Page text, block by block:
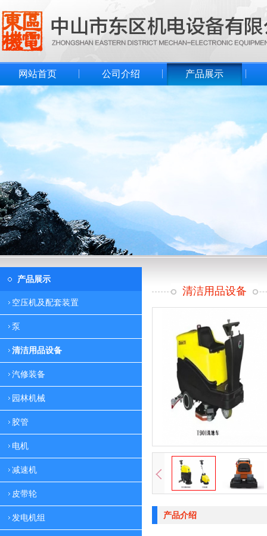
网站首页 公司介绍 产品展示
产品展示
空压机及配套装置
泵
清洁用品设备
汽修装备
园林机械
胶管
电机
减速机
皮带轮
发电机组
清洁用品设备
产品介绍